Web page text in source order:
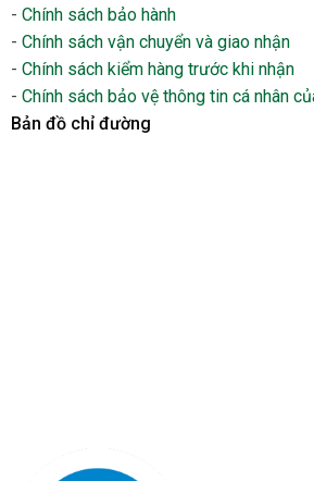
- Chính sách bảo hành
- Chính sách vận chuyển và giao nhận
- Chính sách kiểm hàng trước khi nhận
- Chính sách bảo vệ thông tin cá nhân
Bản đồ chỉ đường